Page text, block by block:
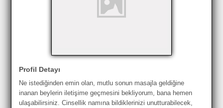
Profil Detayı
Ne istediğinden emin olan, mutlu sonun masajla geldiğine
inanan beylerin iletişime geçmesini bekliyorum, bana hemen
ulaşabilirsiniz. Cinsellik namına bildiklerinizi unutturabilecek,